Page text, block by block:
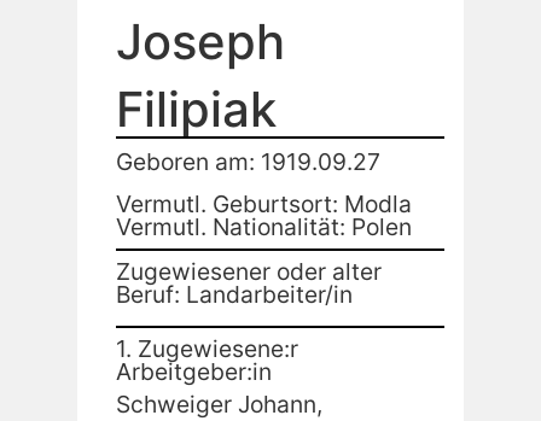
Joseph
Filipiak
Geboren am: 1919.09.27
Vermutl. Geburtsort: Modla
Vermutl. Nationalität: Polen
Zugewiesener oder alter
Beruf: Landarbeiter/in
1. Zugewiesene:r
Arbeitgeber:in
Schweiger Johann,